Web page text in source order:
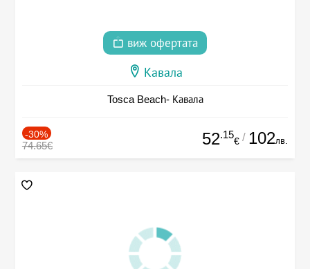
виж офертата
Кавала
Tosca Beach- Кавала
-30%
74.65€ 52.15
€ / 102лв.